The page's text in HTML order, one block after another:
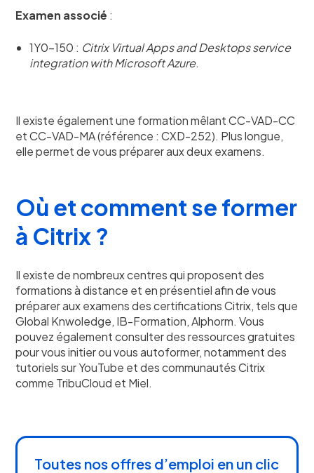
Examen associé :
1Y0-150 : Citrix Virtual Apps and Desktops service
integration with Microsoft Azure.
Il existe également une formation mêlant CC-VAD-CC
et CC-VAD-MA (référence : CXD-252). Plus longue,
elle permet de vous préparer aux deux examens.
Où et comment se former
à Citrix ?
Il existe de nombreux centres qui proposent des
formations à distance et en présentiel afin de vous
préparer aux examens des certifications Citrix, tels que
Global Knwoledge, IB-Formation, Alphorm. Vous
pouvez également consulter des ressources gratuites
pour vous initier ou vous autoformer, notamment des
tutoriels sur YouTube et des communautés Citrix
comme TribuCloud et Miel.
Toutes nos offres d’emploi en un clic